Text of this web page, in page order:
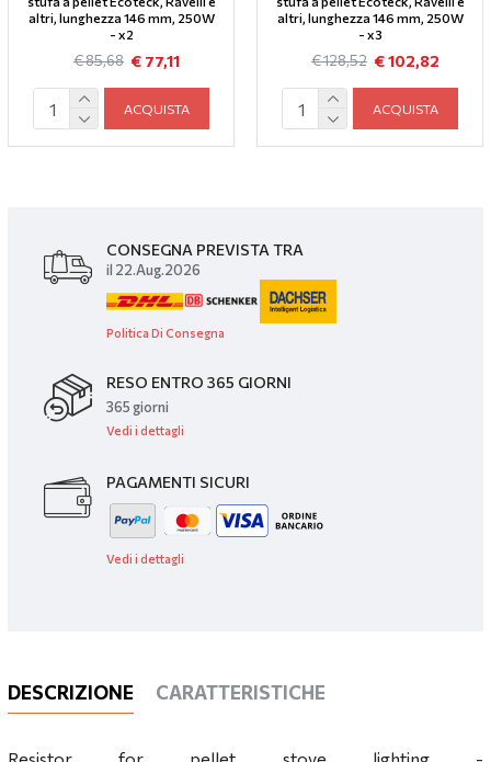
altri, lunghezza 146 mm, 250W
- x2
€ 77,11
€ 85,68
ACQUISTA
altri, lunghezza 146 mm, 250W
- x3
€ 102,82
€ 128,52
ACQUISTA
CONSEGNA PREVISTA TRA
il 22.Aug.2026
Politica Di Consegna
RESO ENTRO 365 GIORNI
365 giorni
Vedi i dettagli
PAGAMENTI SICURI
Vedi i dettagli
DESCRIZIONE CARATTERISTICHE